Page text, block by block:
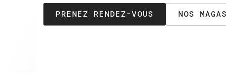
PRENEZ RENDEZ-VOUS NOS